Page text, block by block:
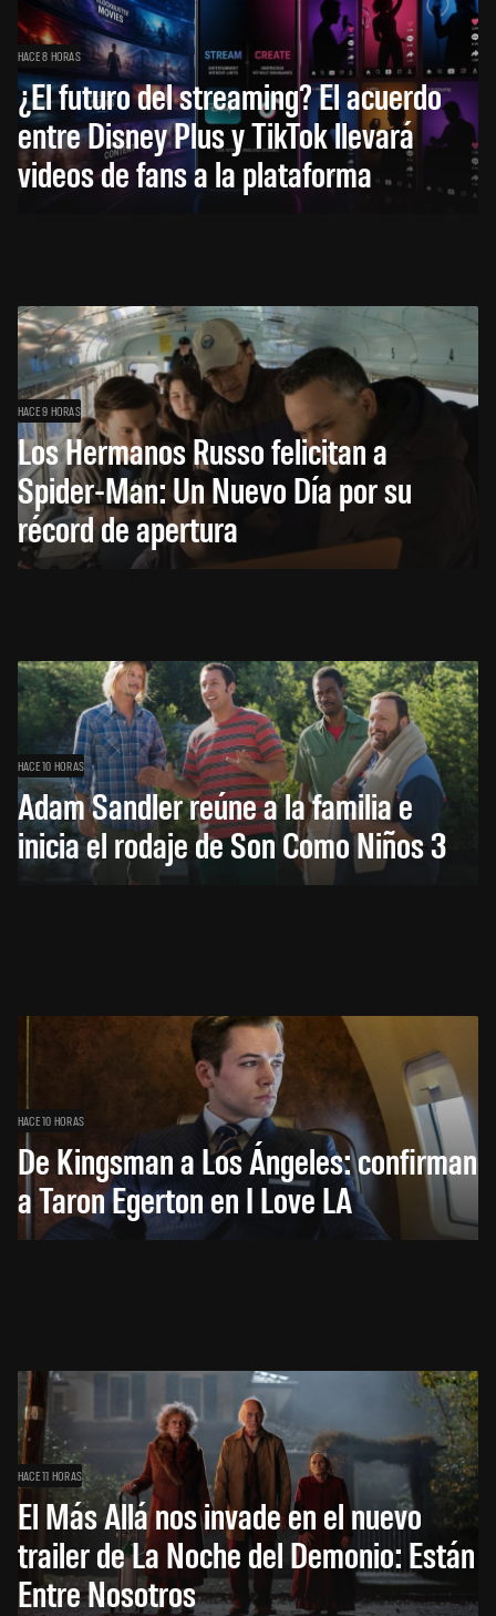
HACE 8 HORAS
¿El futuro del streaming? El acuerdo
entre Disney Plus y TikTok llevará
videos de fans a la plataforma
HACE 9 HORAS
Los Hermanos Russo felicitan a
Spider-Man: Un Nuevo Día por su
récord de apertura
HACE 10 HORAS
Adam Sandler reúne a la familia e
inicia el rodaje de Son Como Niños 3
HACE 10 HORAS
De Kingsman a Los Ángeles: confirman
a Taron Egerton en I Love LA
HACE 11 HORAS
El Más Allá nos invade en el nuevo
trailer de La Noche del Demonio: Están
Entre Nosotros